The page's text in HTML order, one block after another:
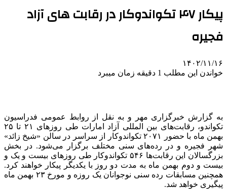
پیکار ۴۷ تکواندوکار در رقابت های آزاد
فجیره
۱۴۰۲/۱۱/۱۶
خواندن این مطلب 1 دقیقه زمان میبرد
به گزارش خبرگزاری مهر و به نقل از روابط عمومی فدراسیون
تکواندو، رقابت‌های بین المللی آزاد امارات طی روزهای ۲۱ تا ۲۵
بهمن ماه با حضور ۲۰۷۱ تکواندوکار از سراسر در سالن «شیخ زائد»
شهر فجیره و در رده‌های سنی مختلف برگزار می‌شود. در بخش
بزرگسالان این رقابت‌ها ۵۴۶ تکواندوکار طی روزهای بیست و یک و
بیست و دوم بهمن ماه به مدت دو روز با یکدیگر پیکار خواهند کرد.
همچنین مسابقات رده سنی نوجوانان یک روزه و مورخ ۲۳ بهمن ماه
پیگیری خواهد شد.